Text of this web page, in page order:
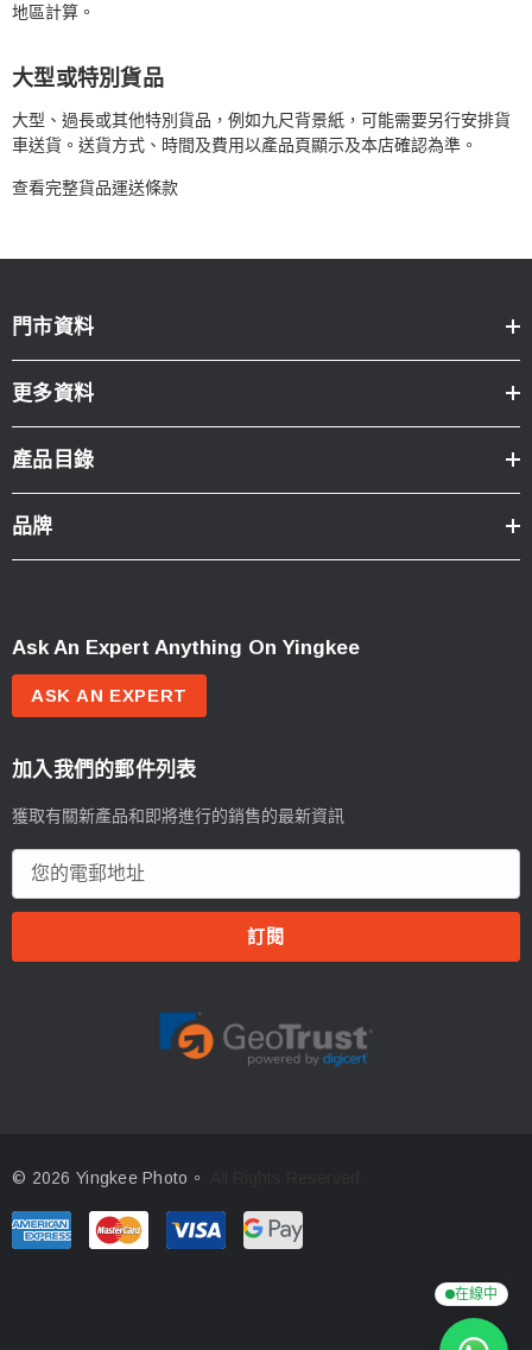
地區計算。
大型或特別貨品
大型、過長或其他特別貨品，例如九尺背景紙，可能需要另行安排貨
車送貨。送貨方式、時間及費用以產品頁顯示及本店確認為準。
查看完整貨品運送條款
門市資料
更多資料
產品目錄
品牌
Ask An Expert Anything On Yingkee
ASK AN EXPERT
加入我們的郵件列表
獲取有關新產品和即將進行的銷售的最新資訊
郵
© 2026 Yingkee Photo。
在線中